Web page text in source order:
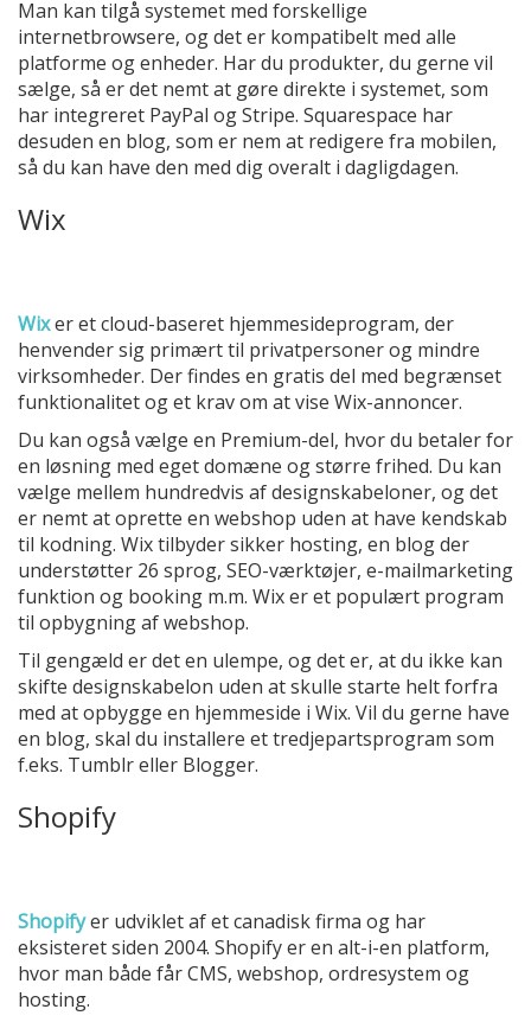
Man kan tilgå systemet med forskellige
internetbrowsere, og det er kompatibelt med alle
platforme og enheder. Har du produkter, du gerne vil
sælge, så er det nemt at gøre direkte i systemet, som
har integreret PayPal og Stripe. Squarespace har
desuden en blog, som er nem at redigere fra mobilen,
så du kan have den med dig overalt i dagligdagen.
Wix
Wixer et cloud-baseret hjemmesideprogram, der
henvender sig primært til privatpersoner og mindre
virksomheder. Der findes en gratis del med begrænset
funktionalitet og et krav om at vise Wix-annoncer.
Du kan også vælge en Premium-del, hvor du betaler for
en løsning med eget domæne og større frihed. Du kan
vælge mellem hundredvis af designskabeloner, og det
er nemt at oprette en webshop uden at have kendskab
til kodning. Wix tilbyder sikker hosting, en blog der
understøtter 26 sprog, SEO-værktøjer, e-mailmarketing
funktion og booking m.m. Wix er et populært program
til opbygning af webshop.
Til gengæld er det en ulempe, og det er, at du ikke kan
skifte designskabelon uden at skulle starte helt forfra
med at opbygge en hjemmeside i Wix. Vil du gerne have
en blog, skal du installere et tredjepartsprogram som
f.eks. Tumblr eller Blogger.
Shopify
Shopifyer udviklet af et canadisk firma og har
eksisteret siden 2004. Shopify er en alt-i-en platform,
hvor man både får CMS, webshop, ordresystem og
hosting.